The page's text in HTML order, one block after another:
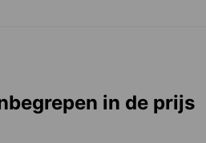
in de prijs